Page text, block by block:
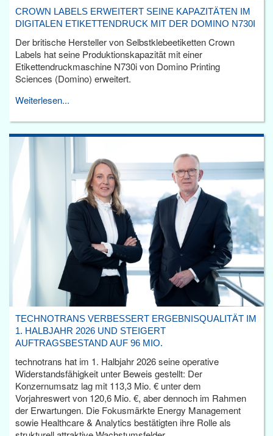
CROWN LABELS ERWEITERT SEINE KAPAZITÄTEN IM
DIGITALEN ETIKETTENDRUCK MIT DER DOMINO N730I
Der britische Hersteller von Selbstklebeetiketten Crown
Labels hat seine Produktionskapazität mit einer
Etikettendruckmaschine N730i von Domino Printing
Sciences (Domino) erweitert.
Weiterlesen...
TECHNOTRANS VERBESSERT ERGEBNISQUALITÄT IM
1. HALBJAHR 2026 UND STEIGERT
AUFTRAGSBESTAND AUF 96 MIO.
technotrans hat im 1. Halbjahr 2026 seine operative
Widerstandsfähigkeit unter Beweis gestellt: Der
Konzernumsatz lag mit 113,3 Mio. € unter dem
Vorjahreswert von 120,6 Mio. €, aber dennoch im Rahmen
der Erwartungen. Die Fokusmärkte Energy Management
sowie Healthcare & Analytics bestätigten ihre Rolle als